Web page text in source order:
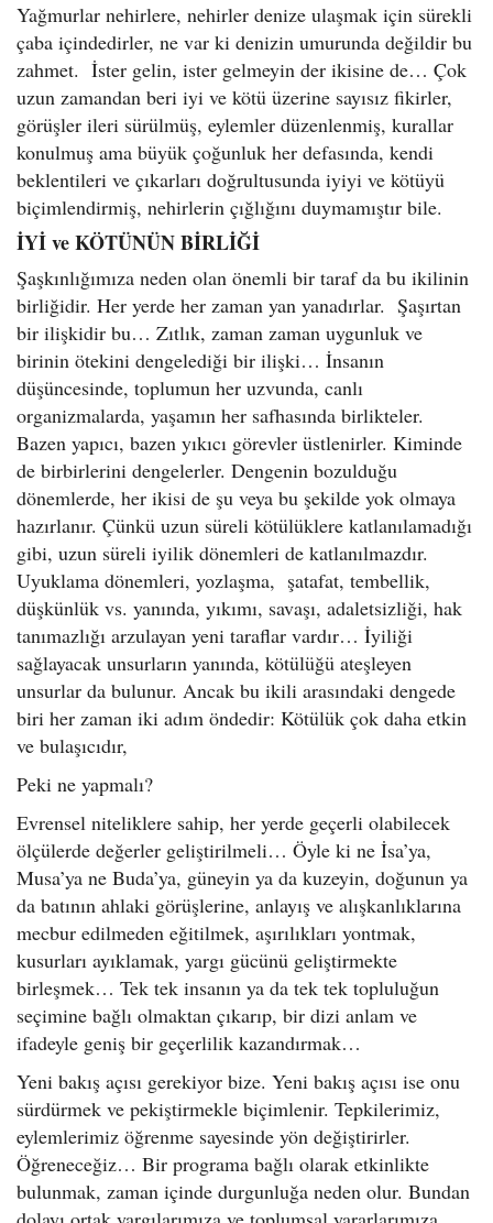
Yağmurlar nehirlere, nehirler denize ulaşmak için sürekli
çaba içindedirler, ne var ki denizin umurunda değildir bu
zahmet. İster gelin, ister gelmeyin der ikisine de… Çok
uzun zamandan beri iyi ve kötü üzerine sayısız fikirler,
görüşler ileri sürülmüş, eylemler düzenlenmiş, kurallar
konulmuş ama büyük çoğunluk her defasında, kendi
beklentileri ve çıkarları doğrultusunda iyiyi ve kötüyü
biçimlendirmiş, nehirlerin çığlığını duymamıştır bile.
İYİ ve KÖTÜNÜN BİRLİĞİ
Şaşkınlığımıza neden olan önemli bir taraf da bu ikilinin
birliğidir. Her yerde her zaman yan yanadırlar. Şaşırtan
bir ilişkidir bu… Zıtlık, zaman zaman uygunluk ve
birinin ötekini dengelediği bir ilişki… İnsanın
düşüncesinde, toplumun her uzvunda, canlı
organizmalarda, yaşamın her safhasında birlikteler.
Bazen yapıcı, bazen yıkıcı görevler üstlenirler. Kiminde
de birbirlerini dengelerler. Dengenin bozulduğu
dönemlerde, her ikisi de şu veya bu şekilde yok olmaya
hazırlanır. Çünkü uzun süreli kötülüklere katlanılamadığı
gibi, uzun süreli iyilik dönemleri de katlanılmazdır.
Uyuklama dönemleri, yozlaşma, şatafat, tembellik,
düşkünlük vs. yanında, yıkımı, savaşı, adaletsizliği, hak
tanımazlığı arzulayan yeni taraflar vardır… İyiliği
sağlayacak unsurların yanında, kötülüğü ateşleyen
unsurlar da bulunur. Ancak bu ikili arasındaki dengede
biri her zaman iki adım öndedir: Kötülük çok daha etkin
ve bulaşıcıdır,
Peki ne yapmalı?
Evrensel niteliklere sahip, her yerde geçerli olabilecek
ölçülerde değerler geliştirilmeli… Öyle ki ne İsa’ya,
Musa’ya ne Buda’ya, güneyin ya da kuzeyin, doğunun ya
da batının ahlaki görüşlerine, anlayış ve alışkanlıklarına
mecbur edilmeden eğitilmek, aşırılıkları yontmak,
kusurları ayıklamak, yargı gücünü geliştirmekte
birleşmek… Tek tek insanın ya da tek tek topluluğun
seçimine bağlı olmaktan çıkarıp, bir dizi anlam ve
ifadeyle geniş bir geçerlilik kazandırmak…
Yeni bakış açısı gerekiyor bize. Yeni bakış açısı ise onu
sürdürmek ve pekiştirmekle biçimlenir. Tepkilerimiz,
eylemlerimiz öğrenme sayesinde yön değiştirirler.
Öğreneceğiz… Bir programa bağlı olarak etkinlikte
bulunmak, zaman içinde durgunluğa neden olur. Bundan